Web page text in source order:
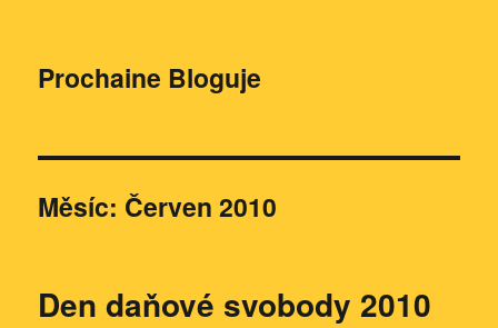
Prochaine Bloguje
Měsíc: Červen 2010
Den daňové svobody 2010